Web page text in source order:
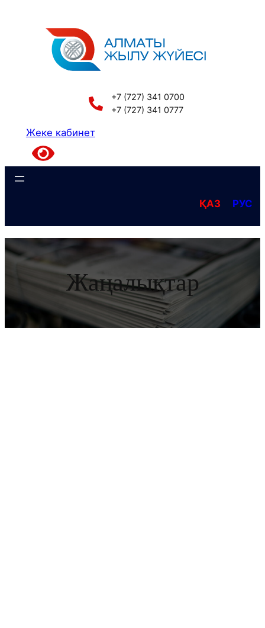
содержимому
+7 (727) 341 0700
+7 (727) 341 0777
Жеке кабинет
ҚАЗ РУС
Жаңалықтар